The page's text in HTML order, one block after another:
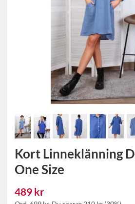
Kort Linneklänning
One Size
489 kr